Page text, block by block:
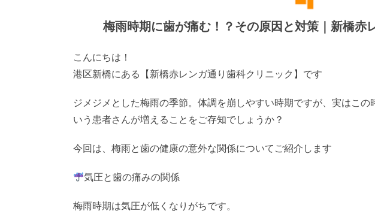
梅雨時期に歯が痛む！？その原因と対策｜新橋赤
こんにちは！
港区新橋にある【新橋赤レンガ通り歯科クリニック】です
ジメジメとした梅雨の季節。体調を崩しやすい時期ですが、実はこの
いう患者さんが増えることをご存知でしょうか？
今回は、梅雨と歯の健康の意外な関係についてご紹介します
気圧と歯の痛みの関係
梅雨時期は気圧が低くなりがちです。